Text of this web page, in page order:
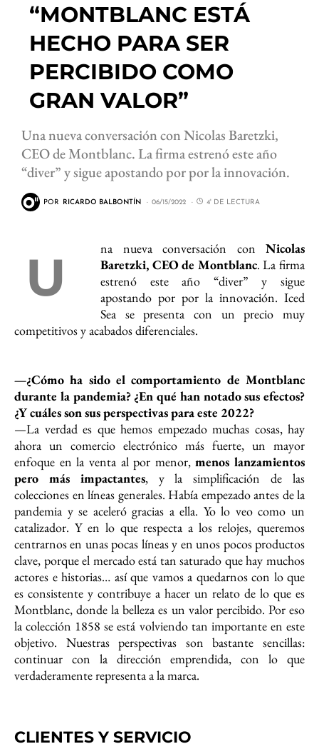
“MONTBLANC ESTÁ
HECHO PARA SER
PERCIBIDO COMO
GRAN VALOR”
Una nueva conversación con Nicolas Baretzki,
CEO de Montblanc. La firma estrenó este año
“diver” y sigue apostando por por la innovación.
POR RICARDO BALBONTÍN 06/15/2022 4' DE LECTURA
U na nueva conversación con Nicolas
Baretzki, CEO de Montblanc. La firma
estrenó este año “diver” y sigue
apostando por por la innovación. Iced
Sea se presenta con un precio muy
competitivos y acabados diferenciales.
—¿Cómo ha sido el comportamiento de Montblanc
durante la pandemia? ¿En qué han notado sus efectos?
¿Y cuáles son sus perspectivas para este 2022?
—La verdad es que hemos empezado muchas cosas, hay
ahora un comercio electrónico más fuerte, un mayor
enfoque en la venta al por menor,menos lanzamientos
pero más impactantes, y la simplificación de las
colecciones en líneas generales. Había empezado antes de la
pandemia y se aceleró gracias a ella. Yo lo veo como un
catalizador. Y en lo que respecta a los relojes, queremos
centrarnos en unas pocas líneas y en unos pocos productos
clave, porque el mercado está tan saturado que hay muchos
actores e historias… así que vamos a quedarnos con lo que
es consistente y contribuye a hacer un relato de lo que es
Montblanc, donde la belleza es un valor percibido. Por eso
la colección 1858 se está volviendo tan importante en este
objetivo. Nuestras perspectivas son bastante sencillas:
continuar con la dirección emprendida, con lo que
verdaderamente representa a la marca.
CLIENTES Y SERVICIO